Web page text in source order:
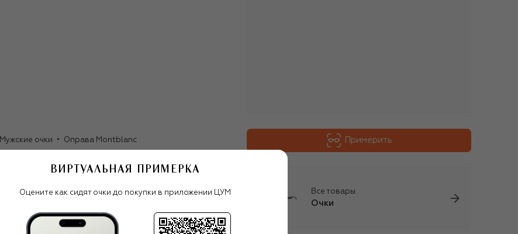
Мужские очки Оправа Montblanc Примерить
Все очки Все товары
Очки
ВИРТУАЛЬНАЯ ПРИМЕРКА
Оцените как сидят очки до покупки в приложении ЦУМ